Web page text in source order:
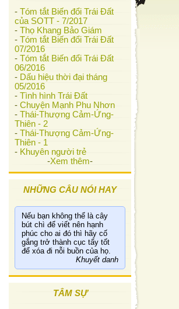
- Tóm tắt Biến đổi Trái Đất
của SOTT - 7/2017
- Thọ Khang Bảo Giám
- Tóm tắt Biến đổi Trái Đất
07/2016
- Tóm tắt Biến đổi Trái Đất
06/2016
- Dấu hiệu thời đại tháng
05/2016
- Tình hình Trái Đất
- Chuyện Mạnh Phu Nhơn
- Thái-Thượng Cảm-Ứng-
Thiên - 2
- Thái-Thượng Cảm-Ứng-
Thiên - 1
- Khuyên người trẻ
-Xem thêm-
NHỮNG CÂU NÓI HAY
Nếu bạn không thể là cây
bút chì để viết nên hạnh
phúc cho ai đó thì hãy cố
gắng trở thành cục tẩy tốt
để xóa đi nỗi buồn của họ.
Khuyết danh
TÂM SỰ